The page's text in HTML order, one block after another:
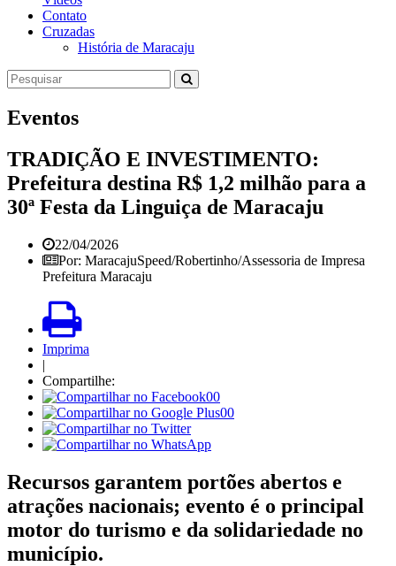
Contato
Cruzadas
História de Maracaju
Eventos
TRADIÇÃO E INVESTIMENTO:
Prefeitura destina R$ 1,2 milhão para a
30ª Festa da Linguiça de Maracaju
22/04/2026
Por: MaracajuSpeed/Robertinho/Assessoria de Impresa
Prefeitura Maracaju
Imprima
|
Compartilhe:
00
00
Recursos garantem portões abertos e
atrações nacionais; evento é o principal
motor do turismo e da solidariedade no
município.